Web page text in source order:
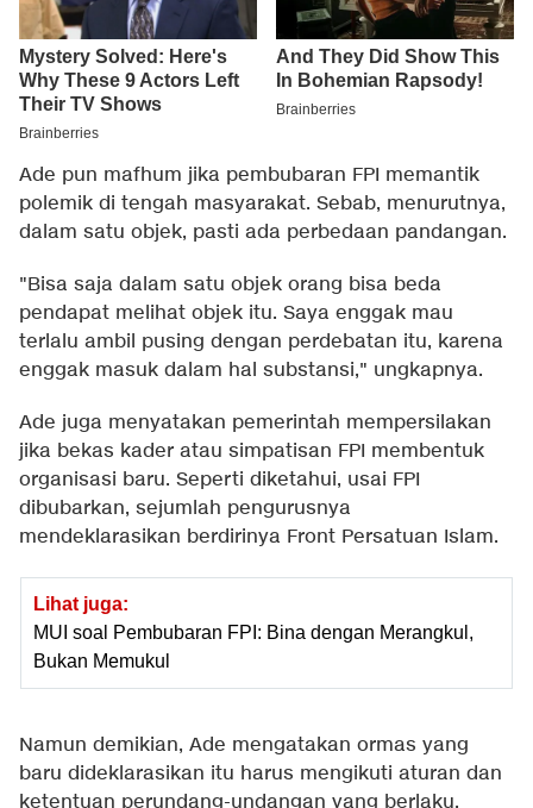
Ade pun mafhum jika pembubaran FPI memantik
polemik di tengah masyarakat. Sebab, menurutnya,
dalam satu objek, pasti ada perbedaan pandangan.
"Bisa saja dalam satu objek orang bisa beda
pendapat melihat objek itu. Saya enggak mau
terlalu ambil pusing dengan perdebatan itu, karena
enggak masuk dalam hal substansi," ungkapnya.
Ade juga menyatakan pemerintah mempersilakan
jika bekas kader atau simpatisan FPI membentuk
organisasi baru. Seperti diketahui, usai FPI
dibubarkan, sejumlah pengurusnya
mendeklarasikan berdirinya Front Persatuan Islam.
Lihat juga:
MUI soal Pembubaran FPI: Bina dengan Merangkul,
Bukan Memukul
Namun demikian, Ade mengatakan ormas yang
baru dideklarasikan itu harus mengikuti aturan dan